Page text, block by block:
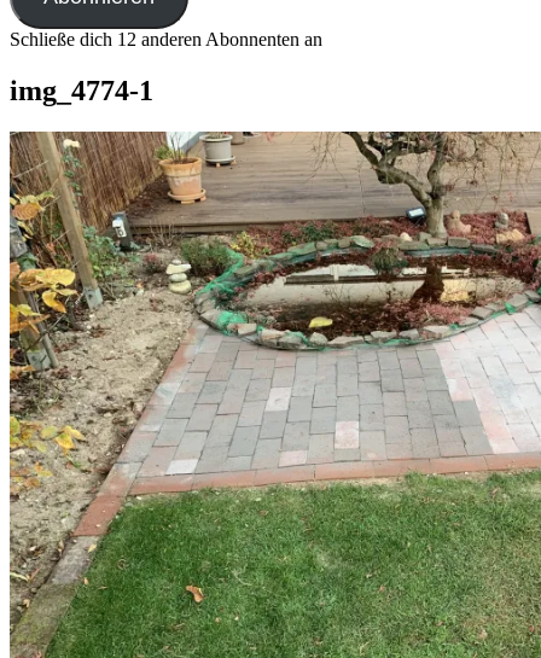
Schließe dich 12 anderen Abonnenten an
img_4774-1